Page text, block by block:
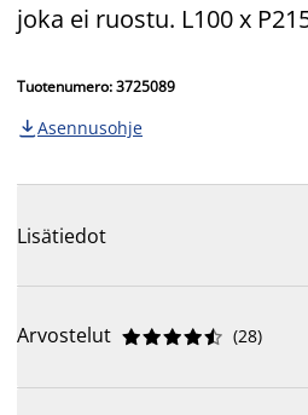
joka ei ruostu. L100 x
Tuotenumero: 3725089
 Asennusohje
Lisätiedot
Arvostelut 




 (28)